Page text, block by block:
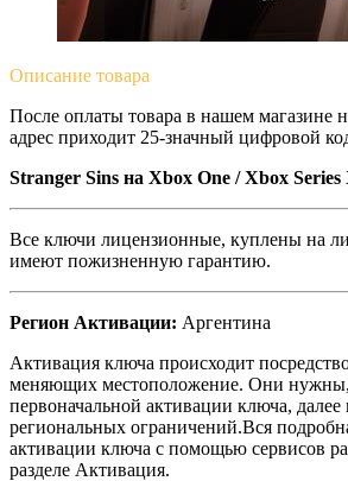
Описание товара
После оплаты товара в нашем магазине
адрес приходит 25-значный цифровой
Stranger Sins на Xbox One / Xbox Series
Все ключи лицензионные, куплены на
имеют пожизненную гарантию.
Регион Активации: Аргентина
Активация ключа происходит
меняющих местоположение. Они нужны,
первоначальной активации ключа, далее
региональных ограничений.Вся
активации ключа с помощью сервисов
разделе Активация.